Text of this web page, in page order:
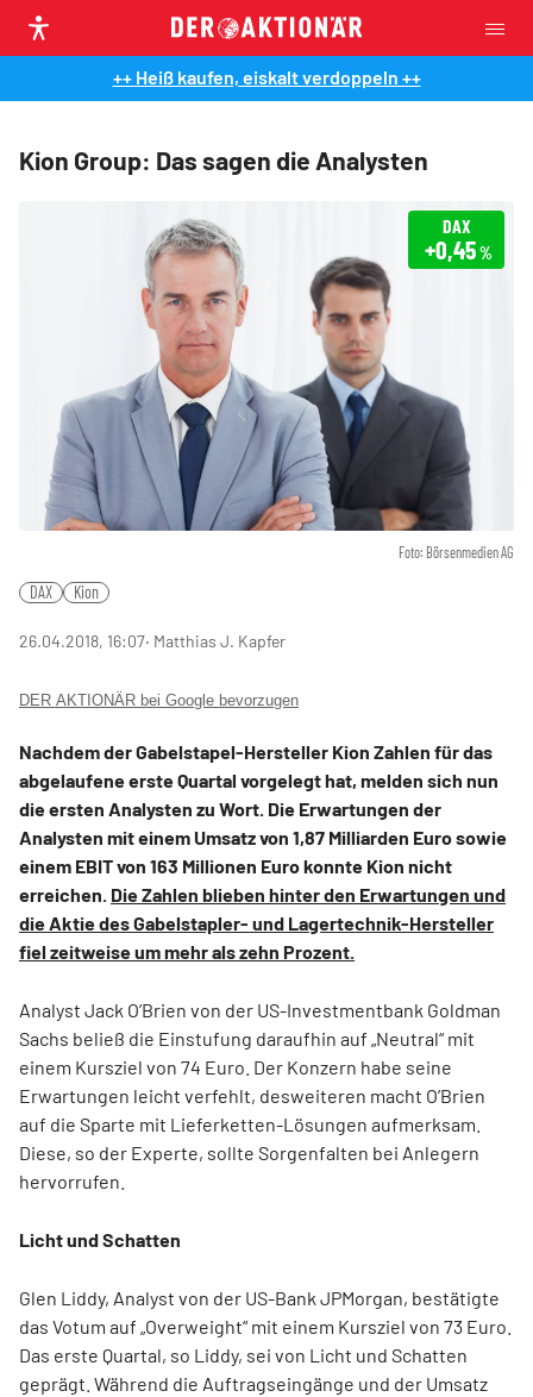
++ Heiß kaufen, eiskalt verdoppeln ++
Kion Group: Das sagen die Analysten
Foto: Börsenmedien AG
DAX
+0,45%
DAX Kion
26.04.2018, 16:07‧ Matthias J. Kapfer
DER AKTIONÄR bei Google bevorzugen
Nachdem der Gabelstapel-Hersteller Kion Zahlen für das
abgelaufene erste Quartal vorgelegt hat, melden sich nun
die ersten Analysten zu Wort. Die Erwartungen der
Analysten mit einem Umsatz von 1,87 Milliarden Euro sowie
einem EBIT von 163 Millionen Euro konnte Kion nicht
erreichen. Die Zahlen blieben hinter den Erwartungen und
die Aktie des Gabelstapler- und Lagertechnik-Hersteller
fiel zeitweise um mehr als zehn Prozent.
Analyst Jack O’Brien von der US-Investmentbank Goldman
Sachs beließ die Einstufung daraufhin auf „Neutral“ mit
einem Kursziel von 74 Euro. Der Konzern habe seine
Erwartungen leicht verfehlt, desweiteren macht O’Brien
auf die Sparte mit Lieferketten-Lösungen aufmerksam.
Diese, so der Experte, sollte Sorgenfalten bei Anlegern
hervorrufen.
Licht und Schatten
Glen Liddy, Analyst von der US-Bank JPMorgan, bestätigte
das Votum auf „Overweight“ mit einem Kursziel von 73 Euro.
Das erste Quartal, so Liddy, sei von Licht und Schatten
geprägt. Während die Auftragseingänge und der Umsatz